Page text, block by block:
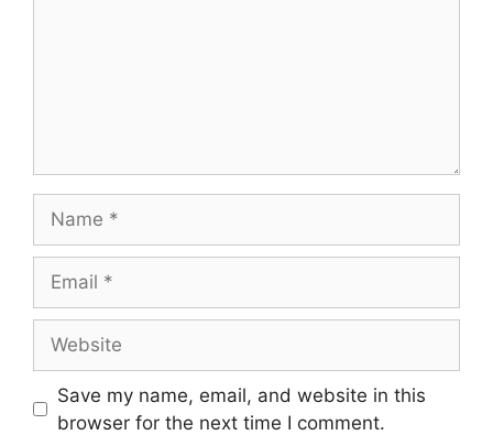
Save my name, email, and website in this
browser for the next time I comment.